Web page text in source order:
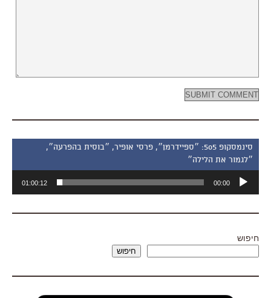
סינמסקופ 505: ״ספיידרמן״, פרסי אופיר, ״בוסית בהפרעה״,
״לגמור את הלילה״
אודיו
00:00
01:00:12
חיפוש
חיפוש